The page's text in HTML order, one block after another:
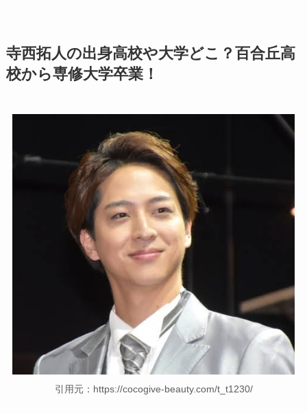
寺西拓人の出身高校や大学どこ？百合丘高
校から専修大学卒業！
引用元：https://cocogive-beauty.com/t_t1230/